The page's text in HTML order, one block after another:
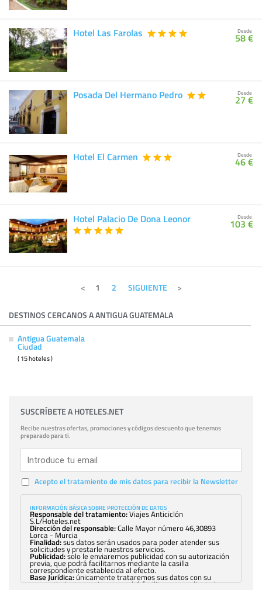
Hotel Las Farolas Desde
58 €
Posada Del Hermano Pedro Desde
27 €
Hotel El Carmen Desde
46 €
Hotel Palacio De Dona Leonor Desde
103 €
1 2 SIGUIENTE
DESTINOS CERCANOS A ANTIGUA GUATEMALA
Antigua Guatemala
Ciudad
( 15 hoteles )
SUSCRÍBETE A HOTELES.NET
Recibe nuestras ofertas, promociones y códigos descuento que tenemos
preparado para ti.
Acepto el tratamiento de mis datos para recibir la Newsletter
INFORMACIÓN BÁSICA SOBRE PROTECCIÓN DE DATOS
Responsable del tratamiento:Viajes Anticiclón
S.L/Hoteles.net
Dirección del responsable:Calle Mayor número 46,30893
Lorca - Murcia
Finalidad:sus datos serán usados para poder atender sus
solicitudes y prestarle nuestros servicios.
Publicidad:solo le enviaremos publicidad con su autorización
previa, que podrá facilitarnos mediante la casilla
correspondiente establecida al efecto.
Base Jurídica:únicamente trataremos sus datos con su
consentimiento previo, que podrá facilitarnos mediante la